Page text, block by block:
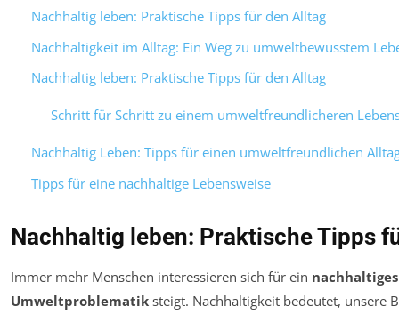
Nachhaltig leben: Praktische Tipps für den Alltag
Nachhaltigkeit im Alltag: Ein Weg zu umweltbewusstem
Nachhaltig leben: Praktische Tipps für den Alltag
Schritt für Schritt zu einem umweltfreundlicheren
Nachhaltig Leben: Tipps für einen umweltfreundlichen
Tipps für eine nachhaltige Lebensweise
Nachhaltig leben: Praktische Tipps
Immer mehr Menschen interessieren sich für ein
Umweltproblematik steigt. Nachhaltigkeit bedeutet, unsere